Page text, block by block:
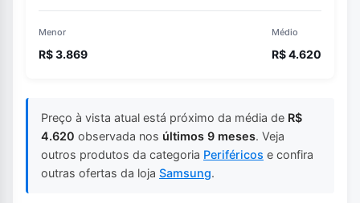
Menor
R$ 3.869
Médio
R$ 4.620
Preço à vista atual está próximo da média de R$
4.620 observada nos últimos 9 meses. Veja
outros produtos da categoria Periféricos e confira
outras ofertas da loja Samsung.